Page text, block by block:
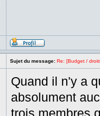
Sujet du message: Re: [Budget /
Quand il n'y a
absolument
trois membres